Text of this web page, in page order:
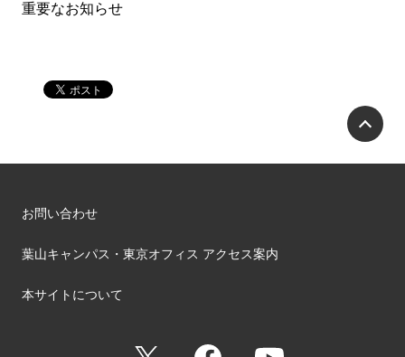
重要なお知らせ
お問い合わせ
葉山キャンパス・東京オフィス アクセス案内
本サイトについて